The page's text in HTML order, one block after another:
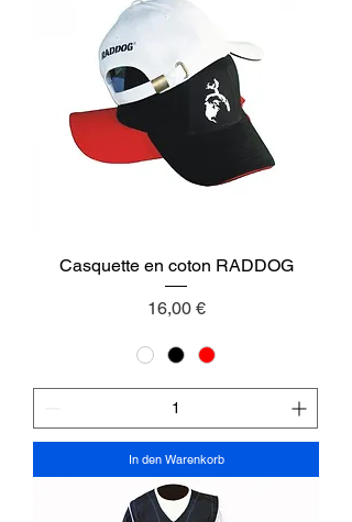
Casquette en coton RADDOG
Preis
16,00 €
In den Warenkorb